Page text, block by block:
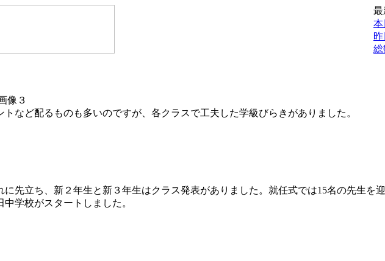
最
本
昨
総
など配るものも多いのですが、各クラスで工夫した学級びらきがありました。
先立ち、新２年生と新３年生はクラス発表がありました。就任式では15名の先生を
学校がスタートしました。